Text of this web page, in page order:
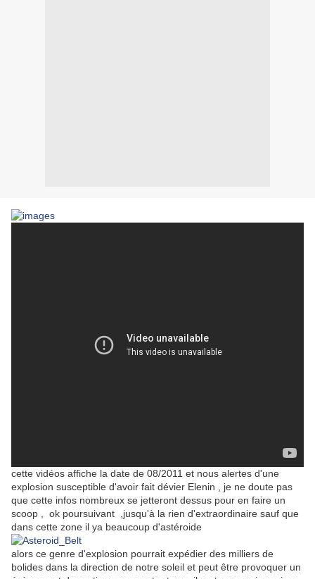
cette vidéos affiche la date de 08/2011 et nous alertes d'une
explosion susceptible d'avoir fait dévier Elenin , je ne doute pas
que cette infos nombreux se jetteront dessus pour en faire un
scoop , ok poursuivant ,jusqu'à la rien d'extraordinaire sauf que
dans cette zone il ya beaucoup d'astéroide
alors ce genre d'explosion pourrait expédier des milliers de
bolides dans la direction de notre soleil et peut être provoquer un